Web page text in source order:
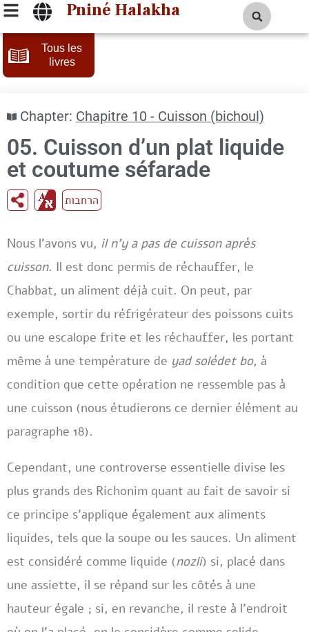
Pniné Halakha
Tous les
livres
Chapter: Chapitre 10 - Cuisson (bichoul)
05. Cuisson d’un plat liquide
et coutume séfarade
הרחבות
Nous l’avons vu, il n’y a pas de cuisson après
cuisson. Il est donc permis de réchauffer, le
Chabbat, un aliment déjà cuit. On peut, par
exemple, sortir du réfrigérateur des poissons cuits
ou une escalope frite et les réchauffer, les portant
même à une température de yad solédet bo, à
condition que cette opération ne ressemble pas à
une cuisson (nous étudierons ce dernier élément au
paragraphe 18).
Cependant, une controverse essentielle divise les
plus grands des Richonim quant au fait de savoir si
ce principe s’applique également aux aliments
liquides, tels que la soupe ou les sauces. Un aliment
est considéré comme liquide (nozli) si, placé dans
une assiette, il se répand sur les côtés à une
hauteur égale ; si, en revanche, il reste à l’endroit